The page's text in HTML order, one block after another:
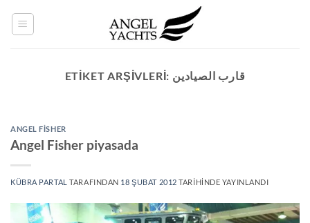
ETIKET ARŞIVLERI: قارب الصيادين
ANGEL FISHER
Angel Fisher piyasada
KÜBRA PARTAL TARAFINDAN 18 ŞUBAT 2012 TARIHINDE YAYINLANDI